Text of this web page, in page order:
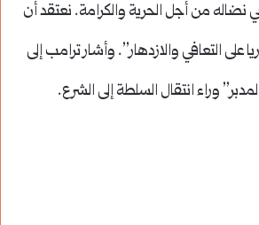
نضاله من أجل الحرية والكرامة. نعتقد أن
على التعافي والازدهار”. وأشار ترامب إلى
وراء انتقال السلطة إلى الشرع.